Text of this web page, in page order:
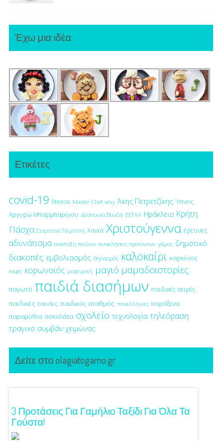
Έχω μια ιδέα
Ετικέτες
covid-19 fitness Master Chef sexy Άκης Πετρετζίκης Ύπνος
Αργυρώ Μπαρμπαρίγου Δέσποινα Βανδή ΕΕΤΑΑ Ηράκλειο Κρήτη
Πάσχα Σταματίνα Τσιμτσιλή Χανιά Χριστούγεννα έρευνες
αδυνάτισμα ανάπτυξη παιδιού ανακλήσεις προϊόντων γάμος δημοτικό
διακοπές εμβολιασμός θηλασμός καλοκαίρι καρκίνος
καφές κορωνοϊός μαγειρική μαγιό μαμαδοιστορίες
παγωτό παιδιά διασήμων παιδικές σειρές
παιδικές ταινίες παιδικός σταθμός πανελλήνιες παράξενα
παραμύθια σοκολάτα σχολείο τεχνολογία τηλεόραση
τραγικό συμβάν χειμώνας
Δείτε στο olagiatogamo.gr
3 Προτάσεις Για Γαμήλιο Ταξίδι Για Όλα Τα
Γούστα!